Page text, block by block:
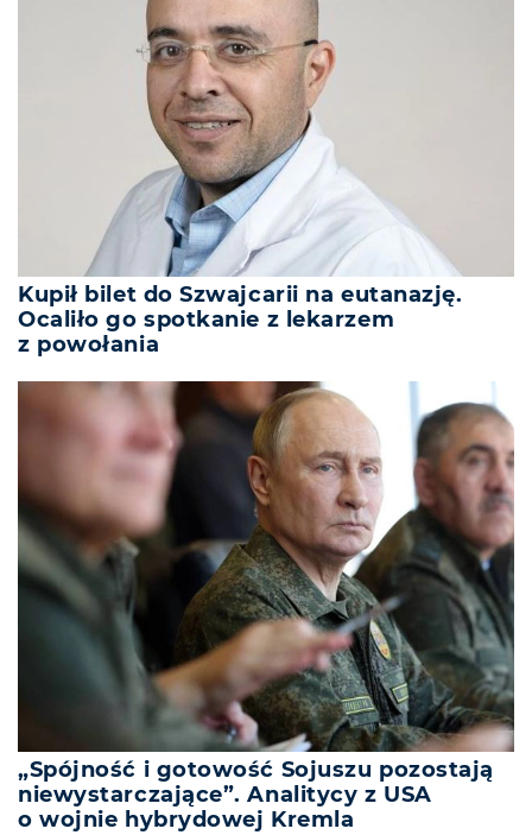
Kupił bilet do Szwajcarii na eutanazję.
Ocaliło go spotkanie z lekarzem
z powołania
„Spójność i gotowość Sojuszu pozostają
niewystarczające”. Analitycy z USA
o wojnie hybrydowej Kremla